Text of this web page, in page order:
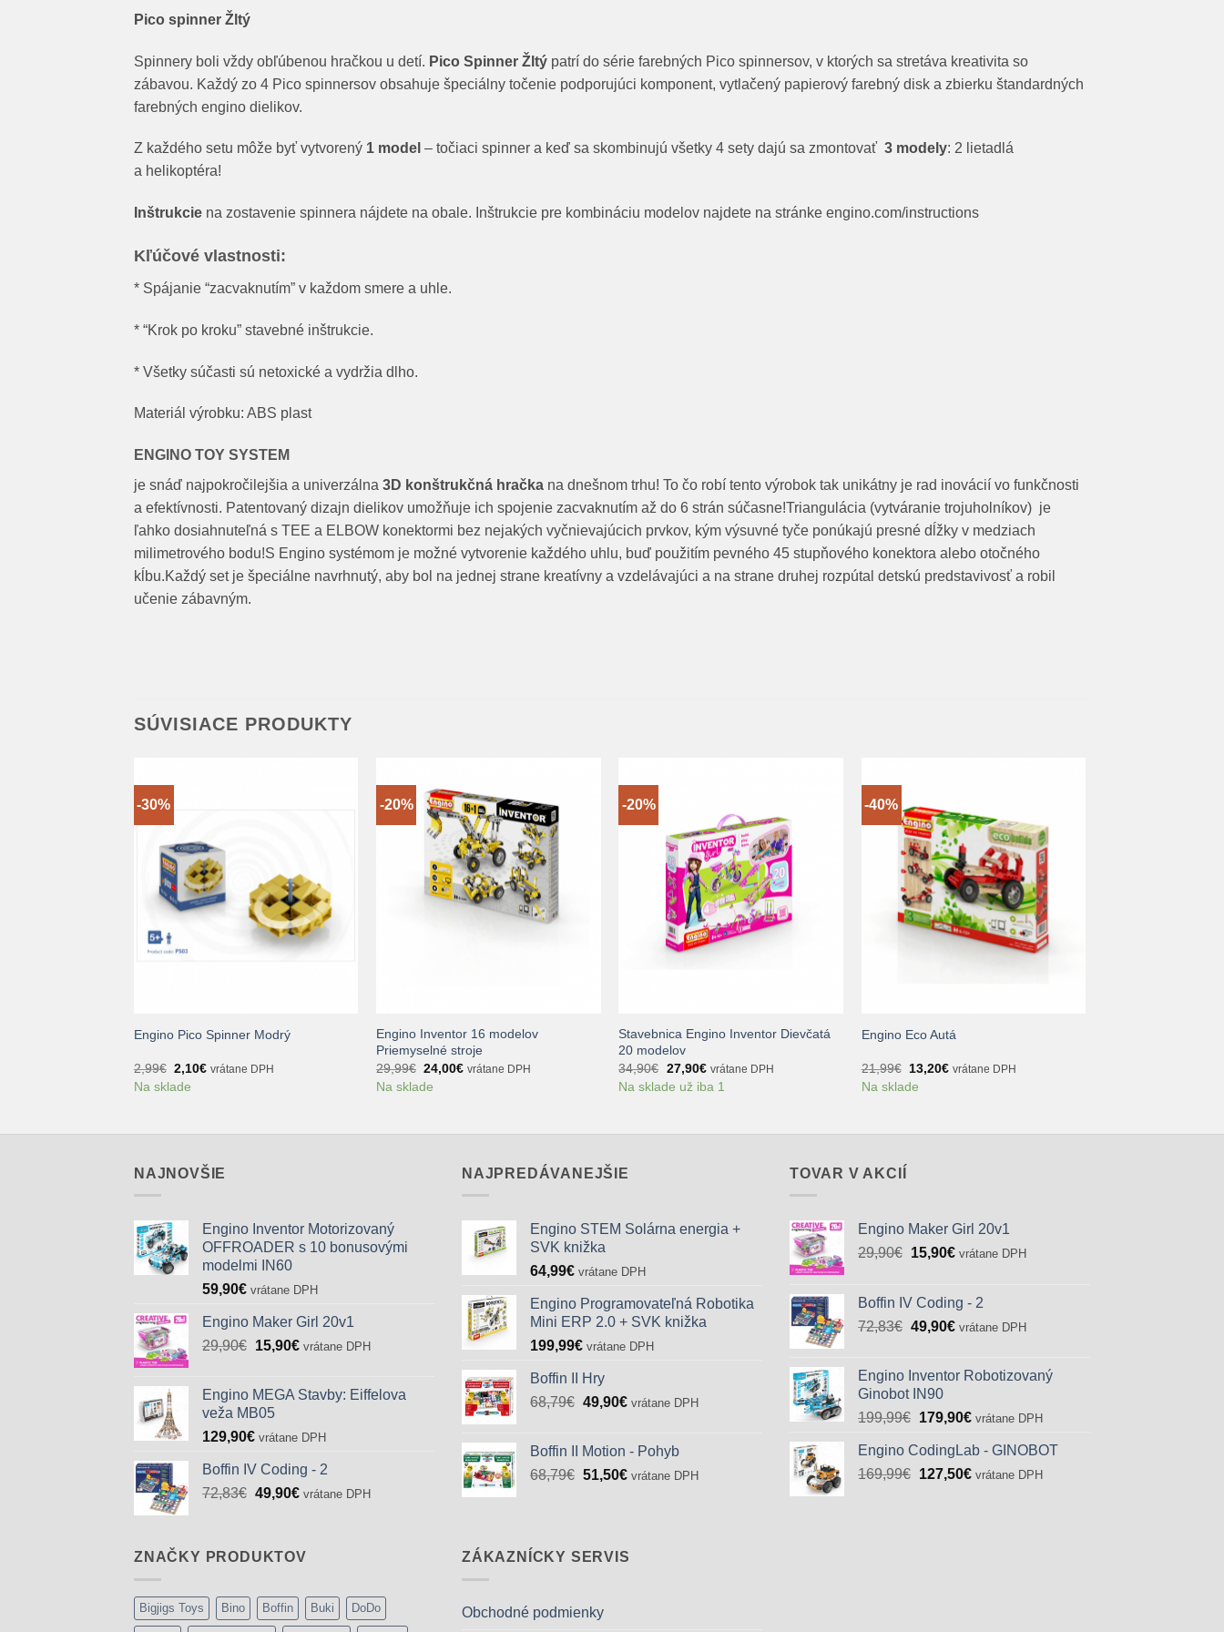
Pico spinner Žltý
Spinnery boli vždy obľúbenou hračkou u detí. Pico Spinner Žltý patrí do série farebných Pico spinnersov, v ktorých sa stretáva kreativita so
zábavou. Každý zo 4 Pico spinnersov obsahuje špeciálny točenie podporujúci komponent, vytlačený papierový farebný disk a zbierku štandardných
farebných engino dielikov.
Z každého setu môže byť vytvorený 1 model – točiaci spinner a keď sa skombinujú všetky 4 sety dajú sa zmontovať 3 modely: 2 lietadlá
a helikoptéra!
Inštrukcie na zostavenie spinnera nájdete na obale. Inštrukcie pre kombináciu modelov najdete na stránke engino.com/instructions
Kľúčové vlastnosti:
* Spájanie “zacvaknutím” v každom smere a uhle.
* “Krok po kroku” stavebné inštrukcie.
* Všetky súčasti sú netoxické a vydržia dlho.
Materiál výrobku: ABS plast
ENGINO TOY SYSTEM
je snáď najpokročilejšia a univerzálna 3D konštrukčná hračka na dnešnom trhu! To čo robí tento výrobok tak unikátny je rad inovácií vo funkčnosti
a efektívnosti. Patentovaný dizajn dielikov umožňuje ich spojenie zacvaknutím až do 6 strán súčasne!Triangulácia (vytváranie trojuholníkov) je
ľahko dosiahnuteľná s TEE a ELBOW konektormi bez nejakých vyčnievajúcich prvkov, kým výsuvné tyče ponúkajú presné dĺžky v medziach
milimetrového bodu!S Engino systémom je možné vytvorenie každého uhlu, buď použitím pevného 45 stupňového konektora alebo otočného
kĺbu.Každý set je špeciálne navrhnutý, aby bol na jednej strane kreatívny a vzdelávajúci a na strane druhej rozpútal detskú predstavivosť a robil
učenie zábavným.
SÚVISIACE PRODUKTY
-30%
Engino Pico Spinner Modrý
2,99€ Pôvodná
cena
bola:
2,10€Aktuálna
vrátane DPH
Na sklade
-20%
Engino Inventor 16 modelov
Priemyselné stroje
29,99€ Pôvodná
cena
bola:
24,00€Aktuálna
vrátane DPH
Na sklade
-20%
Stavebnica Engino Inventor Dievčatá
20 modelov
34,90€ Pôvodná
cena
bola:
27,90€Aktuálna
cena
je:
vrátane DPH
Na sklade už iba 1
-40%
Engino Eco Autá
21,99€ Pôvodná
cena
bola:
13,20€Aktuálna
vrátane DPH
Na sklade
NAJNOVŠIE
Engino Inventor Motorizovaný
OFFROADER s 10 bonusovými
modelmi IN60
59,90€ vrátane DPH
Engino Maker Girl 20v1
29,90€ Pôvodná
29,90€.
15,90€Aktuálna
15,90€.
vrátane DPH
Engino MEGA Stavby: Eiffelova
veža MB05
129,90€ vrátane DPH
Boffin IV Coding - 2
72,83€ Pôvodná
72,83€.
49,90€Aktuálna
49,90€.
vrátane DPH
NAJPREDÁVANEJŠIE
Engino STEM Solárna energia +
SVK knižka
64,99€ vrátane DPH
Engino Programovateľná Robotika
Mini ERP 2.0 + SVK knižka
199,99€ vrátane DPH
Boffin II Hry
68,79€ Pôvodná
68,79€.
49,90€Aktuálna
49,90€.
vrátane DPH
Boffin II Motion - Pohyb
68,79€ Pôvodná
51,50€Aktuálna
vrátane DPH
TOVAR V AKCIÍ
Engino Maker Girl 20v1
29,90€ Pôvodná
29,90€.
15,90€Aktuálna
15,90€.
vrátane DPH
Boffin IV Coding - 2
72,83€ Pôvodná
72,83€.
49,90€Aktuálna
49,90€.
vrátane DPH
Engino Inventor Robotizovaný
Ginobot IN90
199,99€ Pôvodná
bola:
199,99€.
179,90€Aktuálna
je:
179,90€.
vrátane DPH
Engino CodingLab - GINOBOT
169,99€ Pôvodná
127,50€Aktuálna
vrátane DPH
ZNAČKY PRODUKTOV
Bigjigs Toys Bino Boffin Buki DoDo
ZÁKAZNÍCKY SERVIS
Obchodné podmienky